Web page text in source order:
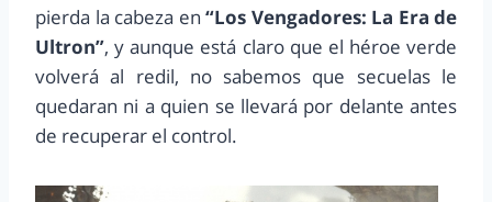
pierda la cabeza en “Los Vengadores: La Era de
Ultron”, y aunque está claro que el héroe verde
volverá al redil, no sabemos que secuelas le
quedaran ni a quien se llevará por delante antes
de recuperar el control.